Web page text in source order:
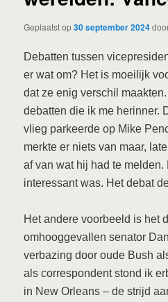
Geplaatst op30 september 2024
Debatten tussen
er wat om? Het is moeilijk
dat ze enig verschil
debatten die ik me herinner.
vlieg parkeerde op Mike
merkte er niets van maar,
af van wat hij had te
interessant was. Het debat
Het andere voorbeeld is het
omhooggevallen senator
verbazing door oude Bush
als correspondent stond ik
in New Orleans – de strijd